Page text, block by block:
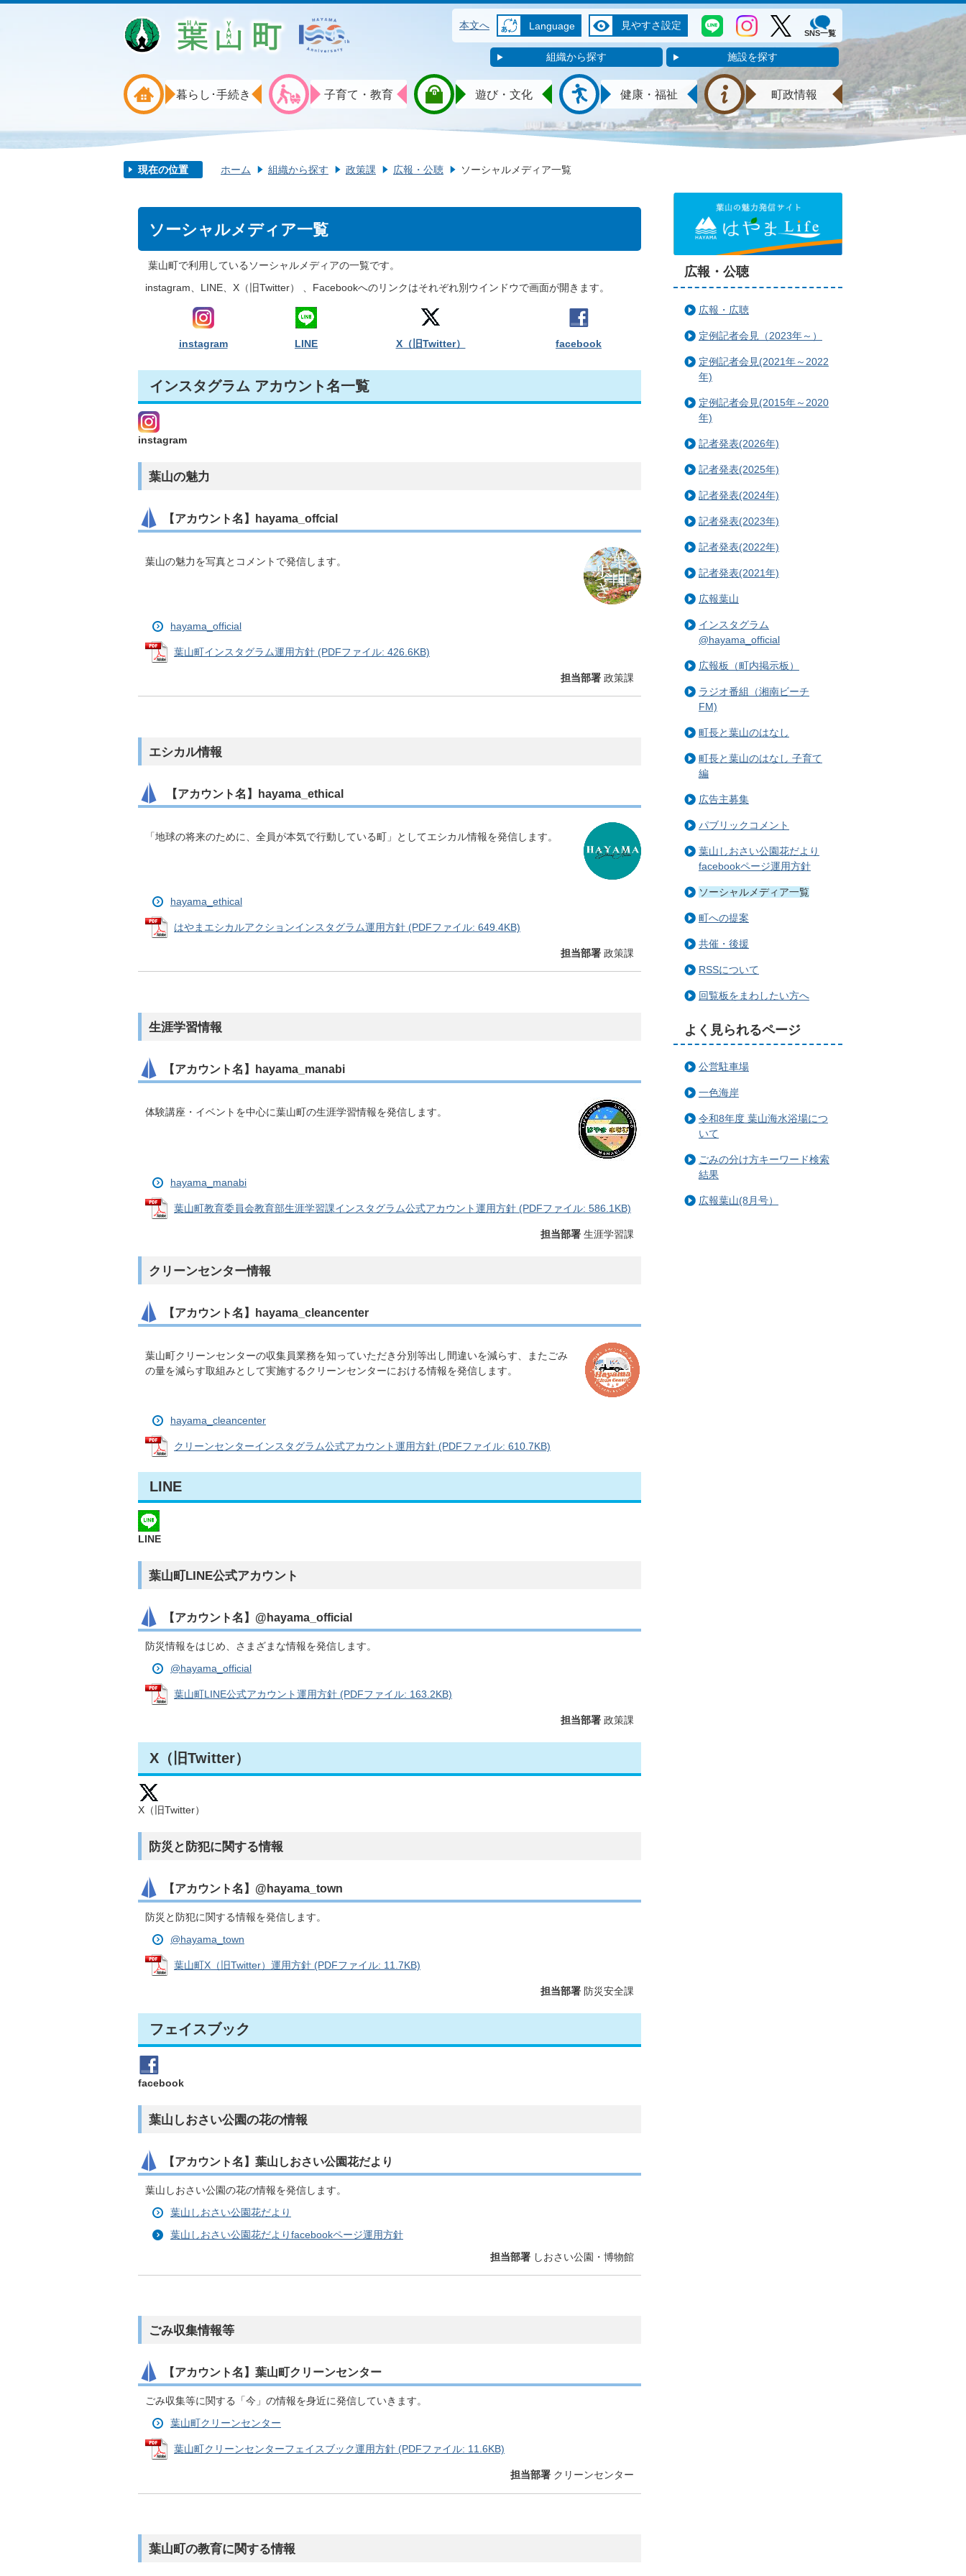
本文へ Language 見やすさ設定
SNS一覧
組織から探す 施設を探す
暮らし･手続き 子育て・教育 遊び・文化 健康・福祉 町政情報
現在の位置 ホーム 組織から探す 政策課 広報・公聴 ソーシャルメディア一覧
ソーシャルメディア一覧
葉山町で利用しているソーシャルメディアの一覧です。
instagram、LINE、X（旧Twitter）
Facebookへのリンクはそれぞれ別ウインドウで画面が開きます。
instagram LINE X（旧Twitter） facebook
インスタグラム アカウント名一覧
instagram
葉山の魅力
【アカウント名】hayama_offcial
葉山の魅力を写真とコメントで発信します。
hayama_official
葉山町インスタグラム運用方針 (PDFファイル: 426.6KB)
担当部署 政策課
エシカル情報
【アカウント名】hayama_ethical
「地球の将来のために、全員が本気で行動している町」としてエシカル情報を発信します。
hayama_ethical
はやまエシカルアクションインスタグラム運用方針 (PDFファイル: 649.4KB)
担当部署 政策課
生涯学習情報
【アカウント名】hayama_manabi
体験講座・イベントを中心に葉山町の生涯学習情報を発信します。
hayama_manabi
葉山町教育委員会教育部生涯学習課インスタグラム公式アカウント運用方針 (PDFファイル: 586.1KB)
担当部署 生涯学習課
クリーンセンター情報
【アカウント名】hayama_cleancenter
葉山町クリーンセンターの収集員業務を知っていただき分別等出し間違いを減らす、またごみ
の量を減らす取組みとして実施するクリーンセンターにおける情報を発信します。
hayama_cleancenter
クリーンセンターインスタグラム公式アカウント運用方針 (PDFファイル: 610.7KB)
LINE
LINE
葉山町LINE公式アカウント
【アカウント名】@hayama_official
防災情報をはじめ、さまざまな情報を発信します。
@hayama_official
葉山町LINE公式アカウント運用方針 (PDFファイル: 163.2KB)
担当部署 政策課
X（旧Twitter）
X（旧Twitter）
防災と防犯に関する情報
【アカウント名】@hayama_town
防災と防犯に関する情報を発信します。
@hayama_town
葉山町X（旧Twitter）運用方針 (PDFファイル: 11.7KB)
担当部署 防災安全課
フェイスブック
facebook
葉山しおさい公園の花の情報
【アカウント名】葉山しおさい公園花だより
葉山しおさい公園の花の情報を発信します。
葉山しおさい公園花だより
葉山しおさい公園花だよりfacebookページ運用方針
担当部署 しおさい公園・博物館
ごみ収集情報等
【アカウント名】葉山町クリーンセンター
ごみ収集等に関する「今」の情報を身近に発信していきます。
葉山町クリーンセンター
葉山町クリーンセンターフェイスブック運用方針 (PDFファイル: 11.6KB)
担当部署 クリーンセンター
葉山町の教育に関する情報
広報・公聴
広報・広聴
定例記者会見（2023年～）
定例記者会見(2021年～2022
年)
定例記者会見(2015年～2020
年)
記者発表(2026年)
記者発表(2025年)
記者発表(2024年)
記者発表(2023年)
記者発表(2022年)
記者発表(2021年)
広報葉山
インスタグラム
@hayama_official
広報板（町内掲示板）
ラジオ番組（湘南ビーチ
FM)
町長と葉山のはなし
町長と葉山のはなし 子育て
編
広告主募集
パブリックコメント
葉山しおさい公園花だより
facebookページ運用方針
ソーシャルメディア一覧
町への提案
共催・後援
RSSについて
回覧板をまわしたい方へ
よく見られるページ
公営駐車場
一色海岸
令和8年度 葉山海水浴場につ
いて
ごみの分け方キーワード検索
結果
広報葉山(8月号）